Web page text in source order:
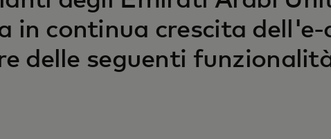
in continua crescita dell'e-
delle seguenti